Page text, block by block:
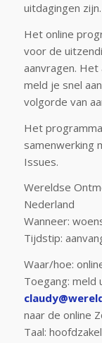
uitdagingen
Het online
voor de
aanvragen. Het
meld je snel
volgorde van
Het
samenwerking
Issues.
Wereldse
Nederland
Wanneer:
Tijdstip:
Waar/hoe:
Toegang: meld
naar de online
Taal: